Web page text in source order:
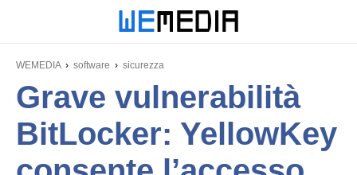
WEMEDIA software sicurezza
Grave vulnerabilità
BitLocker: YellowKey